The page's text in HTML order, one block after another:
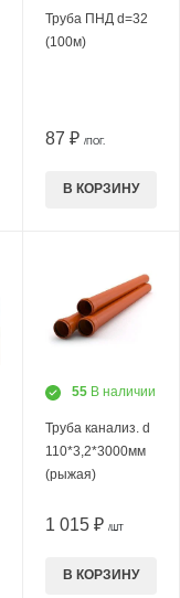
Труба ПНД d=32
(100м)
87 ₽ /ПОГ.
В КОРЗИНУ
55 В наличии
Труба канализ. d
110*3,2*3000мм
(рыжая)
1 015 ₽ /ШТ
В КОРЗИНУ